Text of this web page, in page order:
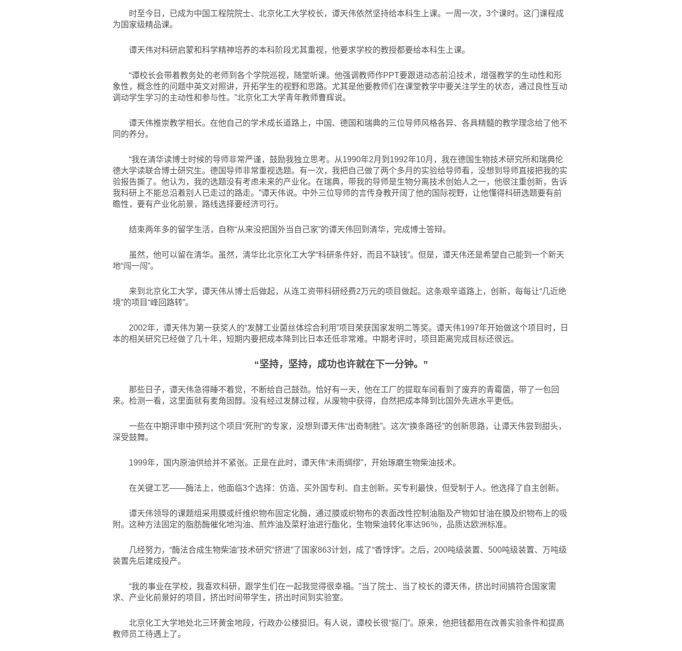
时至今日，已成为中国工程院院士、北京化工大学校长，谭天伟依然坚持给本科生上课。一周一次，3个课时。这门课程成
为国家级精品课。
谭天伟对科研启蒙和科学精神培养的本科阶段尤其重视，他要求学校的教授都要给本科生上课。
“谭校长会带着教务处的老师到各个学院巡视，随堂听课。他强调教师作PPT要跟进动态前沿技术，增强教学的生动性和形
象性，概念性的问题中英文对照讲，开拓学生的视野和思路。尤其是他要教师们在课堂教学中要关注学生的状态，通过良性互动
调动学生学习的主动性和参与性。”北京化工大学青年教师曹辉说。
谭天伟推崇教学相长。在他自己的学术成长道路上，中国、德国和瑞典的三位导师风格各异、各具精髓的教学理念给了他不
同的养分。
“我在清华读博士时候的导师非常严谨，鼓励我独立思考。从1990年2月到1992年10月，我在德国生物技术研究所和瑞典伦
德大学读联合博士研究生。德国导师非常重视选题。有一次，我把自己做了两个多月的实验给导师看，没想到导师直接把我的实
验报告撕了。他认为，我的选题没有考虑未来的产业化。在瑞典，带我的导师是生物分离技术创始人之一，他很注重创新，告诉
我科研上不能总沿着别人已走过的路走。”谭天伟说。中外三位导师的言传身教开阔了他的国际视野，让他懂得科研选题要有前
瞻性，要有产业化前景，路线选择要经济可行。
结束两年多的留学生活，自称“从来没把国外当自己家”的谭天伟回到清华，完成博士答辩。
虽然，他可以留在清华。虽然，清华比北京化工大学“科研条件好，而且不缺钱”。但是，谭天伟还是希望自己能到一个新天
地“闯一闯”。
来到北京化工大学，谭天伟从博士后做起，从连工资带科研经费2万元的项目做起。这条艰辛道路上，创新，每每让“几近绝
境”的项目“峰回路转”。
2002年，谭天伟为第一获奖人的“发酵工业菌丝体综合利用”项目荣获国家发明二等奖。谭天伟1997年开始做这个项目时，日
本的相关研究已经做了几十年，短期内要把成本降到比日本还低非常难。中期考评时，项目距离完成目标还很远。
“坚持，坚持，成功也许就在下一分钟。”
那些日子，谭天伟急得睡不着觉，不断给自己鼓劲。恰好有一天，他在工厂的提取车间看到了废弃的青霉菌，带了一包回
来。检测一看，这里面就有麦角固醇。没有经过发酵过程，从废物中获得，自然把成本降到比国外先进水平更低。
一些在中期评审中预判这个项目“死刑”的专家，没想到谭天伟“出奇制胜”。这次“换条路径”的创新思路，让谭天伟尝到甜头，
深受鼓舞。
1999年，国内原油供给并不紧张。正是在此时，谭天伟“未雨绸缪”，开始琢磨生物柴油技术。
在关键工艺——酶法上，他面临3个选择：仿造、买外国专利、自主创新。买专利最快，但受制于人。他选择了自主创新。
谭天伟领导的课题组采用膜或纤维织物布固定化酶，通过膜或织物布的表面改性控制油脂及产物如甘油在膜及织物布上的吸
附。这种方法固定的脂肪酶催化地沟油、煎炸油及菜籽油进行酯化，生物柴油转化率达96％，品质达欧洲标准。
几经努力，“酶法合成生物柴油”技术研究“挤进”了国家863计划，成了“香饽饽”。之后，200吨级装置、500吨级装置、万吨级
装置先后建成投产。
“我的事业在学校，我喜欢科研，跟学生们在一起我觉得很幸福。”当了院士、当了校长的谭天伟，挤出时间搞符合国家需
求、产业化前景好的项目，挤出时间带学生，挤出时间到实验室。
北京化工大学地处北三环黄金地段，行政办公楼挺旧。有人说，谭校长很“抠门”。原来，他把钱都用在改善实验条件和提高
教师员工待遇上了。